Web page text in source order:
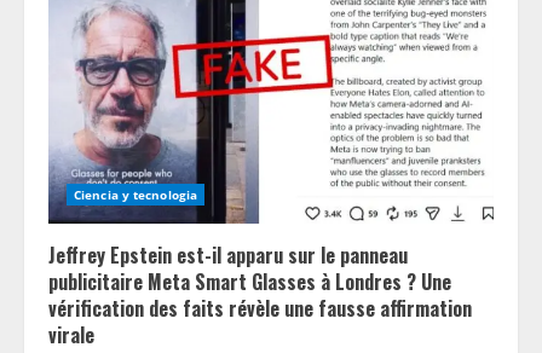
Ciencia y tecnologia
Jeffrey Epstein est-il apparu sur le panneau
publicitaire Meta Smart Glasses à Londres ? Une
vérification des faits révèle une fausse affirmation
virale